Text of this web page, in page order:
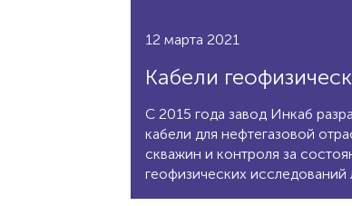
12 марта 2021
Кабели
С 2015 года завод Инкаб
кабели для нефтегазовой
скважин и контроля за
геофизических исследований